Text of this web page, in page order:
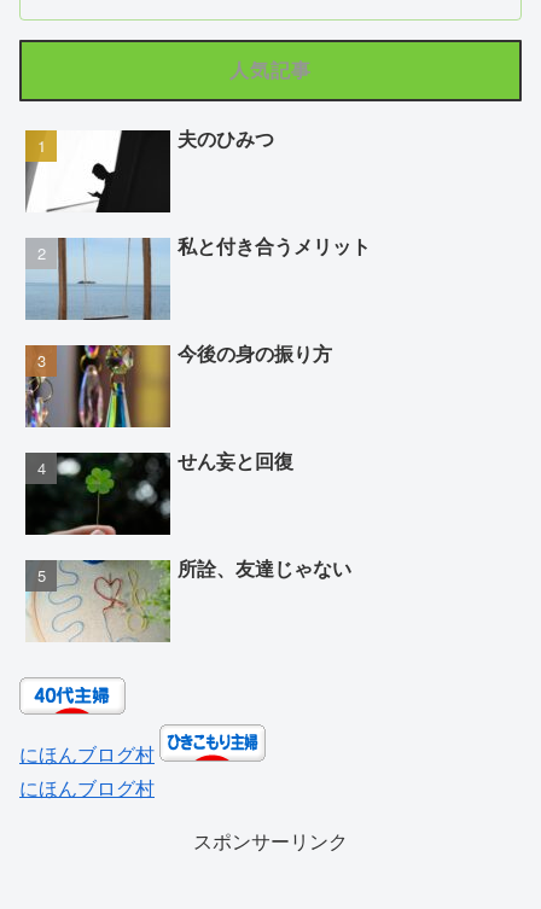
人気記事
夫のひみつ
私と付き合うメリット
今後の身の振り方
せん妄と回復
所詮、友達じゃない
にほんブログ村
にほんブログ村
スポンサーリンク